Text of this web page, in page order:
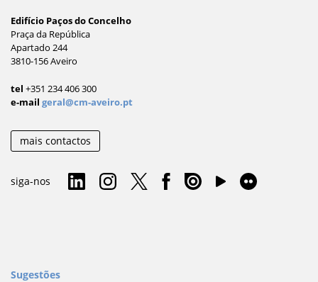
Edifício Paços do Concelho
Praça da República
Apartado 244
3810-156 Aveiro
tel +351 234 406 300
e-mail geral@cm-aveiro.pt
mais contactos
siga-nos
Sugestões